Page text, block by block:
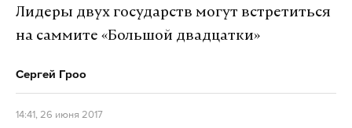
информацией построен на оконечном
шифровании, к которому у владельцев
дешифрации», и подобным образом устроены
десятки мессенджеров».
Лидеры двух государств могут встретиться
на саммите «Большой двадцатки»
Сергей Гроо
14:41, 26 июня 2017